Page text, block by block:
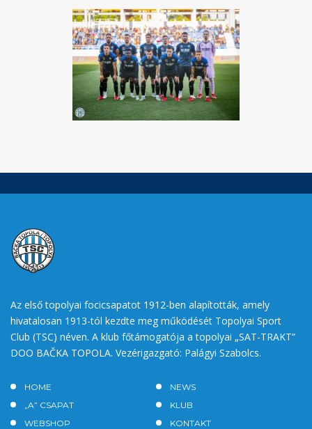
Az első topolyai focicsapatot 1912-ben alapították, amely
hivatalosan 1913-tól kezdte meg működését Topolyai Sport
Club (TSC) néven. A klub főtámogatója a topolyai „SAT-TRAKT”
DOO BAČKA TOPOLA. Vezérigazgató: Palágyi Szabolcs.
HOME
NEWS
„A” CSAPAT
KLUB
WEBSHOP
KONTAKT